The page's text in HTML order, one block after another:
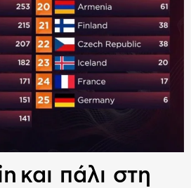
και πάλι στη